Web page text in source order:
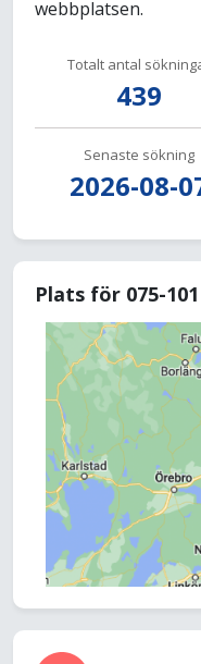
webbplatsen.
Totalt antal
439
Senaste sökning
2026-08-
Plats för 075-101